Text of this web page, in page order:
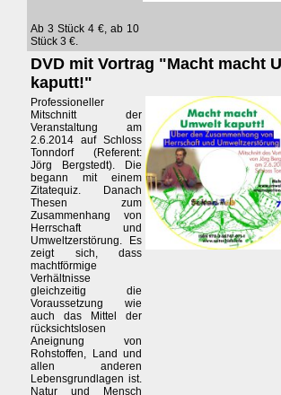
Ab 3 Stück 4 €, ab 10
Stück 3 €.
DVD mit Vortrag "Macht macht
kaputt!"
Professioneller
Mitschnitt der
Veranstaltung am
2.6.2014 auf Schloss
Tonndorf (Referent:
Jörg Bergstedt). Die
begann mit einem
Zitatequiz. Danach
Thesen zum
Zusammenhang von
Herrschaft und
Umweltzerstörung. Es
zeigt sich, dass
machtförmige
Verhältnisse
gleichzeitig die
Voraussetzung wie
auch das Mittel der
rücksichtslosen
Aneignung von
Rohstoffen, Land und
allen anderen
Lebensgrundlagen ist.
Natur und Mensch